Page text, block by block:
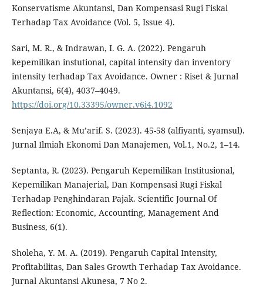
Konservatisme Akuntansi, Dan Kompensasi Rugi Fiskal
Terhadap Tax Avoidance (Vol. 5, Issue 4).
Sari, M. R., & Indrawan, I. G. A. (2022). Pengaruh
kepemilikan instutional, capital intensity dan inventory
intensity terhadap Tax Avoidance. Owner : Riset & Jurnal
Akuntansi, 6(4), 4037–4049.
https://doi.org/10.33395/owner.v6i4.1092
Senjaya E.A, & Mu’arif. S. (2023). 45-58 (alfiyanti, syamsul).
Jurnal Ilmiah Ekonomi Dan Manajemen, Vol.1, No.2, 1–14.
Septanta, R. (2023). Pengaruh Kepemilikan Institusional,
Kepemilikan Manajerial, Dan Kompensasi Rugi Fiskal
Terhadap Penghindaran Pajak. Scientific Journal Of
Reflection: Economic, Accounting, Management And
Business, 6(1).
Sholeha, Y. M. A. (2019). Pengaruh Capital Intensity,
Profitabilitas, Dan Sales Growth Terhadap Tax Avoidance.
Jurnal Akuntansi Akunesa, 7 No 2.